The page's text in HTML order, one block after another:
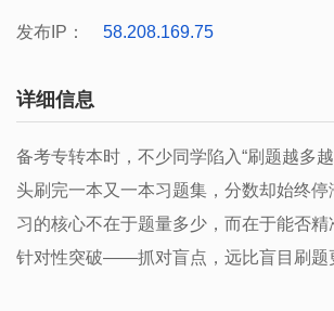
发布IP： 58.208.169.75
详细信息
备考专转本时，不少同学陷入“刷题越多
头刷完一本又一本习题集，分数却始终停
习的核心不在于题量多少，而在于能否精
针对性突破——抓对盲点，远比盲目刷题